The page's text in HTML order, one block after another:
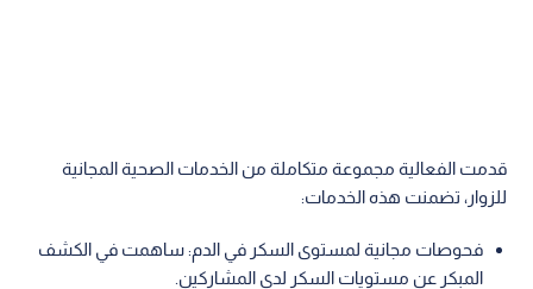
قدمت الفعالية مجموعة متكاملة من الخدمات الصحية المجانية
للزوار، تضمنت هذه الخدمات:
فحوصات مجانية لمستوى السكر في الدم: ساهمت في الكشف
المبكر عن مستويات السكر لدى المشاركين.